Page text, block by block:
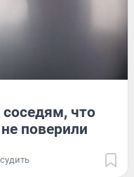
соседям, что
поверили